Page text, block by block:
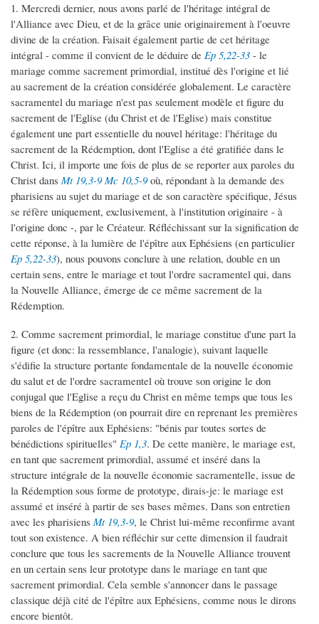
1. Mercredi dernier, nous avons parlé de l'héritage intégral de
l'Alliance avec Dieu, et de la grâce unie originairement à l'oeuvre
divine de la création. Faisait également partie de cet héritage
intégral - comme il convient de le déduire de Ep 5,22-33 - le
mariage comme sacrement primordial, institué dès l'origine et lié
au sacrement de la création considérée globalement. Le caractère
sacramentel du mariage n'est pas seulement modèle et figure du
sacrement de l'Eglise (du Christ et de l'Eglise) mais constitue
également une part essentielle du nouvel héritage: l'héritage du
sacrement de la Rédemption, dont l'Eglise a été gratifiée dans le
Christ. Ici, il importe une fois de plus de se reporter aux paroles du
Christ dans Mt 19,3-9 Mc 10,5-9où, répondant à la demande des
pharisiens au sujet du mariage et de son caractère spécifique, Jésus
se réfère uniquement, exclusivement, à l'institution originaire - à
l'origine donc -, par le Créateur. Réfléchissant sur la signification de
cette réponse, à la lumière de l'épître aux Ephésiens (en particulier
Ep 5,22-33), nous pouvons conclure à une relation, double en un
certain sens, entre le mariage et tout l'ordre sacramentel qui, dans
la Nouvelle Alliance, émerge de ce même sacrement de la
Rédemption.
2. Comme sacrement primordial, le mariage constitue d'une part la
figure (et donc: la ressemblance, l'analogie), suivant laquelle
s'édifie la structure portante fondamentale de la nouvelle économie
du salut et de l'ordre sacramentel où trouve son origine le don
conjugal que l'Eglise a reçu du Christ en même temps que tous les
biens de la Rédemption (on pourrait dire en reprenant les premières
paroles de l'épître aux Ephésiens: "bénis par toutes sortes de
bénédictions spirituelles" Ep 1,3. De cette manière, le mariage est,
en tant que sacrement primordial, assumé et inséré dans la
structure intégrale de la nouvelle économie sacramentelle, issue de
la Rédemption sous forme de prototype, dirais-je: le mariage est
assumé et inséré à partir de ses bases mêmes. Dans son entretien
avec les pharisiens Mt 19,3-9, le Christ lui-même reconfirme avant
tout son existence. A bien réfléchir sur cette dimension il faudrait
conclure que tous les sacrements de la Nouvelle Alliance trouvent
en un certain sens leur prototype dans le mariage en tant que
sacrement primordial. Cela semble s'annoncer dans le passage
classique déjà cité de l'épître aux Ephésiens, comme nous le dirons
encore bientôt.